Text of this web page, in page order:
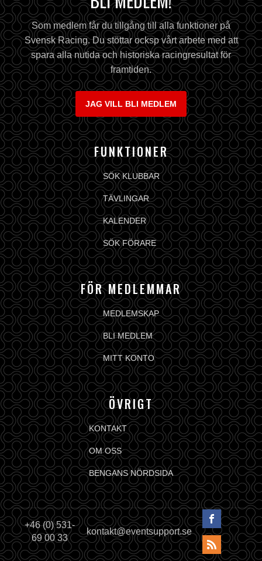
Som medlem får du tillgång till alla funktioner på
Svensk Racing. Du stöttar ocksp vårt arbete med att
spara alla nutida och historiska racingresultat för
framtiden.
JAG VILL BLI MEDLEM
FUNKTIONER
SÖK KLUBBAR
TÄVLINGAR
KALENDER
SÖK FÖRARE
FÖR MEDLEMMAR
MEDLEMSKAP
BLI MEDLEM
MITT KONTO
ÖVRIGT
KONTAKT
OM OSS
BENGANS NÖRDSIDA
+46 (0) 531-
69 00 33
kontakt@eventsupport.se